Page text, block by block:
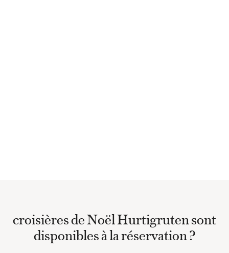
croisières de Noël Hurtigruten sont
disponibles à la réservation ?